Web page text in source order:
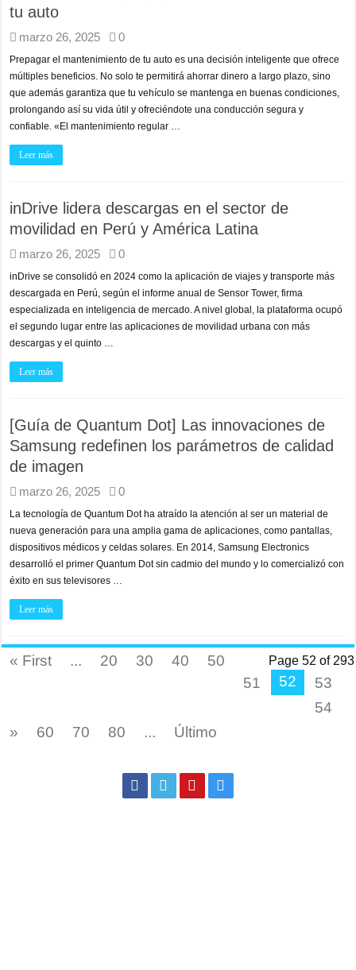
tu auto
marzo 26, 2025 0
Prepagar el mantenimiento de tu auto es una decisión inteligente que ofrece
múltiples beneficios. No solo te permitirá ahorrar dinero a largo plazo, sino
que además garantiza que tu vehículo se mantenga en buenas condiciones,
prolongando así su vida útil y ofreciéndote una conducción segura y
confiable. «El mantenimiento regular …
Leer más
inDrive lidera descargas en el sector de
movilidad en Perú y América Latina
marzo 26, 2025 0
inDrive se consolidó en 2024 como la aplicación de viajes y transporte más
descargada en Perú, según el informe anual de Sensor Tower, firma
especializada en inteligencia de mercado. A nivel global, la plataforma ocupó
el segundo lugar entre las aplicaciones de movilidad urbana con más
descargas y el quinto …
Leer más
[Guía de Quantum Dot] Las innovaciones de
Samsung redefinen los parámetros de calidad
de imagen
marzo 26, 2025 0
La tecnología de Quantum Dot ha atraído la atención al ser un material de
nueva generación para una amplia gama de aplicaciones, como pantallas,
dispositivos médicos y celdas solares. En 2014, Samsung Electronics
desarrolló el primer Quantum Dot sin cadmio del mundo y lo comercializó con
éxito en sus televisores …
Leer más
Page 52 of 293
« First ... 20 30 40
50
51
52
53
54
»
60 70 80 ... Último